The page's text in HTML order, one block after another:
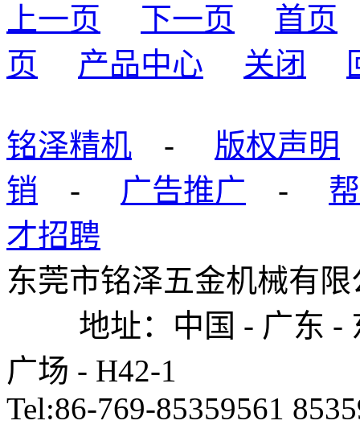
上一页 下一页
首页
页
产品中心 关闭
铭泽精机 - 版权声明
销 - 广告推广 -
才招聘
东莞市铭泽五金机械有
地址：中国 - 广东 -
广场 - H42-1
Tel:86-769-85359561